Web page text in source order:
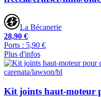
La Bécanerie
28,90 €
Ports : 5,90 €
Plus d'infos
Kit joints haut-moteur